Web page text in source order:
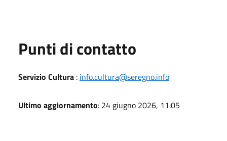
Punti di contatto
Servizio Cultura : info.cultura@seregno.info
Ultimo aggiornamento: 24 giugno 2026, 11:05